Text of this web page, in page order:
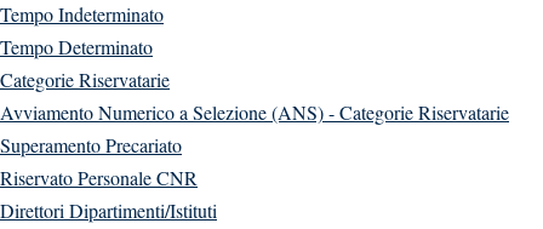
Tempo Indeterminato
Tempo Determinato
Categorie Riservatarie
Avviamento Numerico a Selezione (ANS) - Categorie Riservatarie
Superamento Precariato
Riservato Personale CNR
Direttori Dipartimenti/Istituti